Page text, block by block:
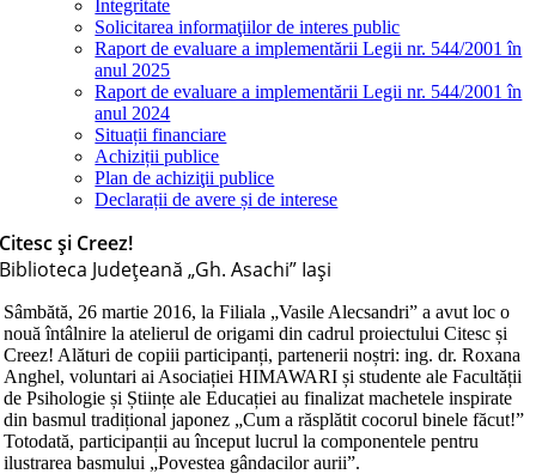
Integritate
Solicitarea informaţiilor de interes public
Raport de evaluare a implementării Legii nr. 544/2001 în
anul 2025
Raport de evaluare a implementării Legii nr. 544/2001 în
anul 2024
Situații financiare
Achiziții publice
Plan de achiziţii publice
Declarații de avere și de interese
Citesc și Creez!
Biblioteca Judeţeană „Gh. Asachi” Iaşi
Sâmbătă, 26 martie 2016, la Filiala „Vasile Alecsandri” a avut loc o
nouă întâlnire la atelierul de origami din cadrul proiectului Citesc și
Creez! Alături de copiii participanți, partenerii noștri: ing. dr. Roxana
Anghel, voluntari ai Asociației HIMAWARI și studente ale Facultății
de Psihologie și Științe ale Educației au finalizat machetele inspirate
din basmul tradițional japonez „Cum a răsplătit cocorul binele făcut!”
Totodată, participanții au început lucrul la componentele pentru
ilustrarea basmului „Povestea gândacilor aurii”.